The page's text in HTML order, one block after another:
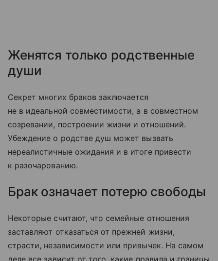
Женятся только родственные
души
Секрет многих браков заключается
не в идеальной совместимости, а в совместном
созревании, построении жизни и отношений.
Убеждение о родстве душ может вызвать
нереалистичные ожидания и в итоге привести
к разочарованию.
Брак означает потерю свободы
Некоторые считают, что семейные отношения
заставляют отказаться от прежней жизни,
страсти, независимости или привычек. На самом
деле все зависит от того, какие правила и границы